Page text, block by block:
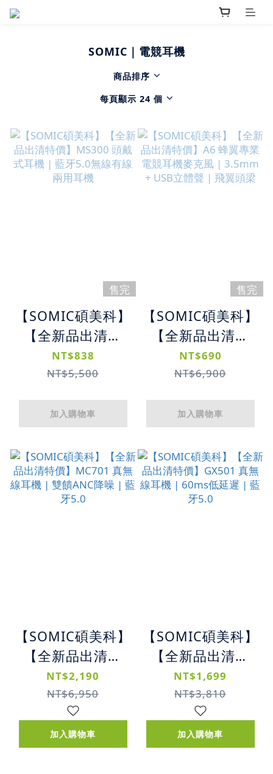
SOMIC｜電競耳機
商品排序
每頁顯示 24 個
售完
【SOMIC碩美科】
【全新品出清特
價】MS300 頭戴
式耳機 | 藍牙5.0
NT$838
NT$5,500
加入購物車
售完
【SOMIC碩美科】
【全新品出清特
價】A6 蜂翼專業
電競耳機麥克風 |
體聲 | 飛翼頭梁
NT$690
NT$6,900
加入購物車
【SOMIC碩美科】
【全新品出清特
價】MC701 真無
線耳機 | 雙饋ANC
降噪 | 藍牙5.0
NT$2,190
NT$6,950
加入購物車
【SOMIC碩美科】
【全新品出清特
價】GX501 真無
線耳機 | 60ms低
延遲 | 藍牙5.0
NT$1,699
NT$3,810
加入購物車